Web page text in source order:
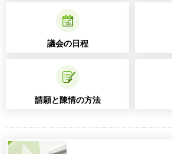
議会の日程
請願と陳情の方法